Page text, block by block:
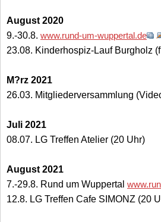
August 2020
9.-30.8. www.rund-um-wuppertal.de
23.08. Kinderhospiz-Lauf Burgholz
M?rz 2021
26.03. Mitgliederversammlung
Juli 2021
08.07. LG Treffen Atelier (20 Uhr)
August 2021
7.-29.8. Rund um Wuppertal
12.8. LG Treffen Cafe SIMONZ (20